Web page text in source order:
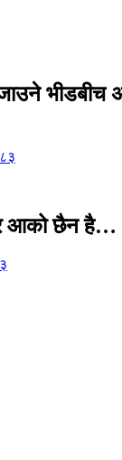
आको छैन है…